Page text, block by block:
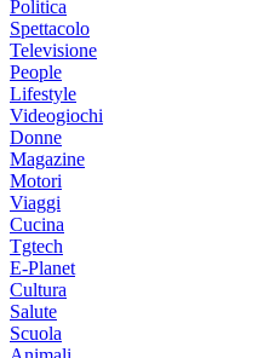
Politica
Spettacolo
Televisione
People
Lifestyle
Videogiochi
Donne
Magazine
Motori
Viaggi
Cucina
Tgtech
E-Planet
Cultura
Salute
Scuola